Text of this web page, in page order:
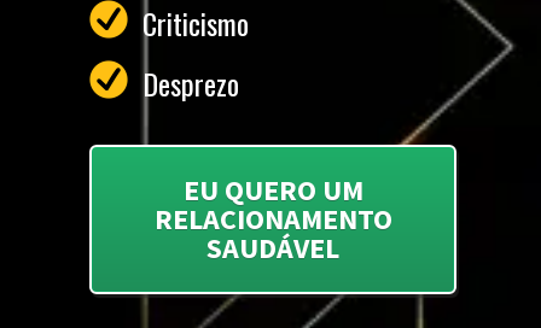
Criticismo
Desprezo
EU QUERO UM
RELACIONAMENTO
SAUDÁVEL